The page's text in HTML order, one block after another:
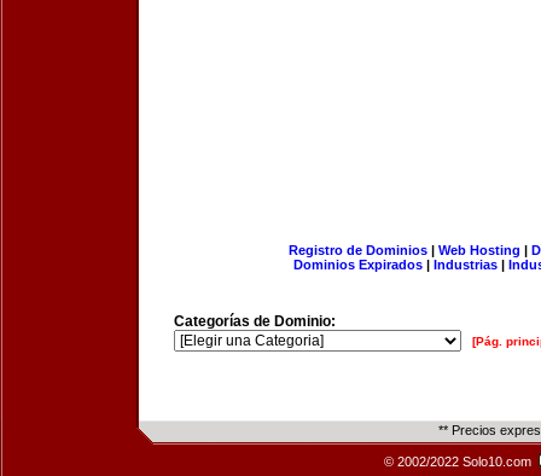
Registro de Dominios| Web Hosting |
Dominios Expirados | Industrias |
Categorías de Dominio:
[Pág.
** Precios
© 2002/2022 Solo10.com